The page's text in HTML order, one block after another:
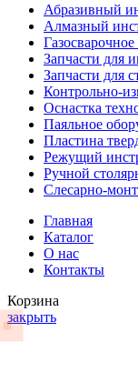
Абразивный
Алмазный
Запчасти для
Запчасти для
Контрольно-
Оснастка
Паяльное
Пластина
Режущий
Ручной
Слесарно-
Главная
Каталог
О нас
Контакты
Корзина
закрыть